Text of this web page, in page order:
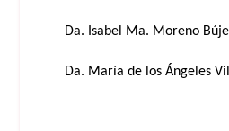
Da. Isabel Ma. Moreno
Da. María de los Ángeles